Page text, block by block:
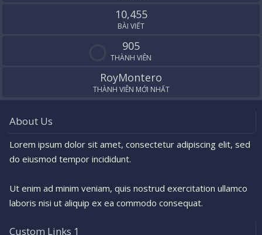
10,455
BÀI VIẾT
905
THÀNH VIÊN
RoyMontero
THÀNH VIÊN MỚI NHẤT
About Us
Lorem ipsum dolor sit amet, consectetur adipiscing elit, sed
do eiusmod tempor incididunt.
Ut enim ad minim veniam, quis nostrud exercitation ullamco
laboris nisi ut aliquip ex ea commodo consequat.
Custom Links 1